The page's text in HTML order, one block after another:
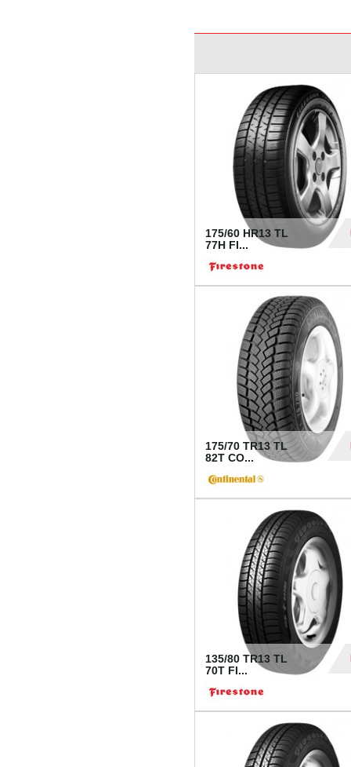
175/60 HR13 TL
77H FI...
175/70 TR13 TL
82T CO...
135/80 TR13 TL
70T FI...